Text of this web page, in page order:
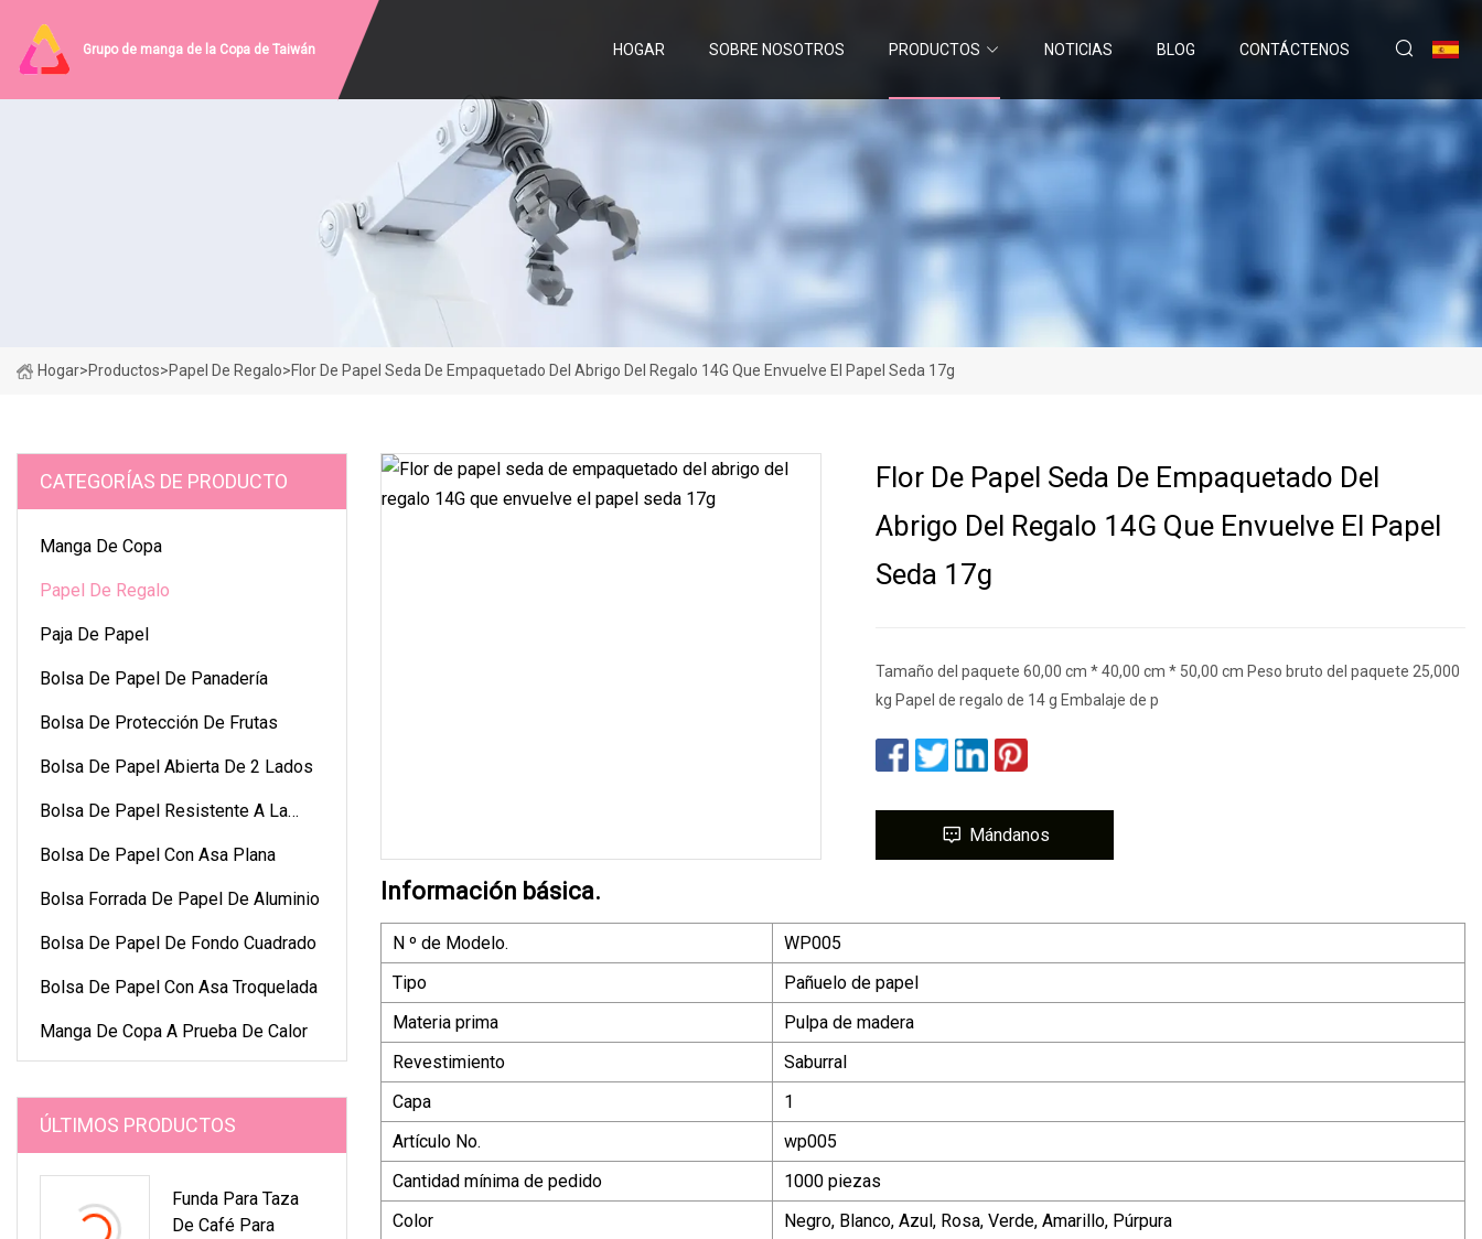
Grupo de manga de la Copa de Taiwán HOGAR SOBRE NOSOTROS PRODUCTOS NOTICIAS BLOG CONTÁCTENOS
Hogar>Productos>Papel De Regalo>Flor De Papel Seda De Empaquetado Del Abrigo Del Regalo 14G Que Envuelve El Papel Seda 17g
CATEGORÍAS DE PRODUCTO
Manga De Copa
Papel De Regalo
Paja De Papel
Bolsa De Papel De Panadería
Bolsa De Protección De Frutas
Bolsa De Papel Abierta De 2 Lados
Bolsa De Papel Resistente A La
Bolsa De Papel Con Asa Plana
Bolsa Forrada De Papel De Aluminio
Bolsa De Papel De Fondo Cuadrado
Bolsa De Papel Con Asa Troquelada
Manga De Copa A Prueba De Calor
ÚLTIMOS PRODUCTOS
Funda Para Taza
De Café Para
Flor De Papel Seda De Empaquetado Del
Abrigo Del Regalo 14G Que Envuelve El Papel
Seda 17g
Tamaño del paquete 60,00 cm * 40,00 cm * 50,00 cm Peso bruto del paquete 25,000
kg Papel de regalo de 14 g Embalaje de p
Mándanos
Información básica.
N º de Modelo.
WP005
Tipo
Pañuelo de papel
Materia prima
Pulpa de madera
Revestimiento
Saburral
Capa
1
Artículo No.
wp005
Cantidad mínima de pedido
1000 piezas
Color
Negro, Blanco, Azul, Rosa, Verde, Amarillo, Púrpura